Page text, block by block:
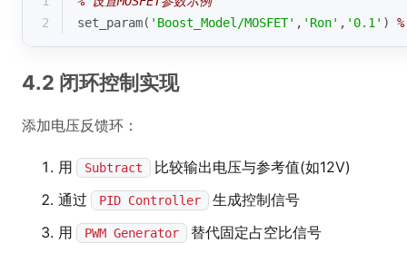
2
set_param( 'Boost_Model/MOSFET' , 'Ron' , '0.1' )
4.2 闭环控制实现
添加电压反馈环：
用 Subtract
比较输出电压与参考值(如12V)
通过
PID Controller
生成控制信号
用
PWM Generator 替代固定占空比信号